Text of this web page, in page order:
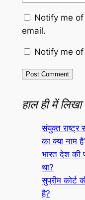
Notify me
email.
Notify me
हाल ही में लिखा
संयुक्त राष्ट्र
का क्या नाम
भारत देश की
था?
सुप्रीम कोर्ट
है?